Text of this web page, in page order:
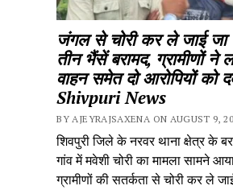
जंगल से चोरी कर ले जाई जा
तीन भैंसें बरामद, ग्रामीणों ने
वाहन समेत दो आरोपियों को
Shivpuri News
BY AJEYRAJSAXENA ON AUGUST 9,
शिवपुरी जिले के नरवर थाना क्षेत्र के
गांव में मवेशी चोरी का मामला सामने
ग्रामीणों की सतर्कता से चोरी कर ले